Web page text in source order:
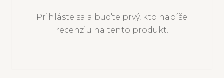
Prihláste sa a buďte prvý, kto napíše
recenziu na tento produkt.